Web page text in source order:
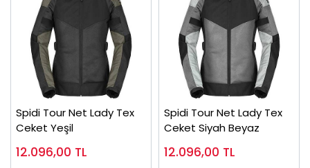
Spidi Tour Net Lady Tex
Ceket Yeşil
12.096,00 TL
Spidi Tour Net Lady Tex
Ceket Siyah Beyaz
12.096,00 TL